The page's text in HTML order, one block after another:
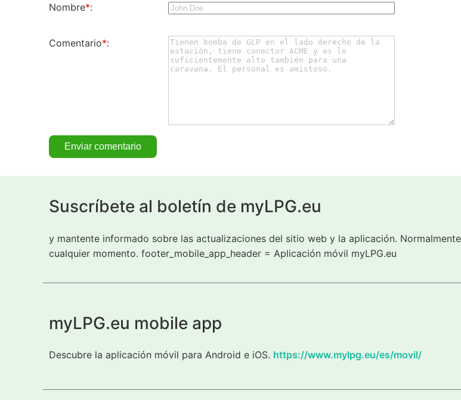
Nombre*:
Comentario*:
Suscríbete al boletín de myLPG.eu
y mantente informado sobre las actualizaciones del sitio web y la aplicación.
cualquier momento. footer_mobile_app_header = Aplicación móvil myLPG.eu
myLPG.eu mobile app
Descubre la aplicación móvil para Android e iOS. https://www.mylpg.eu/es/movil/